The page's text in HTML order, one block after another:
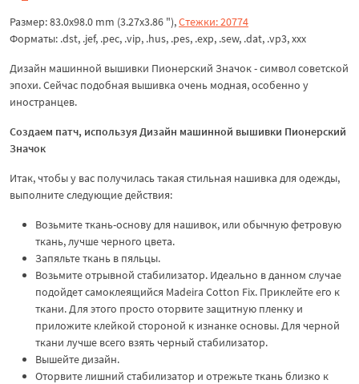
Размер: 83.0x98.0 mm (3.27x3.86 "),Стежки: 20774
Форматы: .dst, .jef, .pec, .vip, .hus, .pes, .exp, .sew, .dat, .vp3, xxx
Дизайн машинной вышивки Пионерский Значок - символ советской
эпохи. Сейчас подобная вышивка очень модная, особенно у
иностранцев.
Создаем патч, используя Дизайн машинной вышивки Пионерский
Значок
Итак, чтобы у вас получилась такая стильная нашивка для одежды,
выполните следующие действия:
Возьмите ткань-основу для нашивок, или обычную фетровую
ткань, лучше черного цвета.
Запяльте ткань в пяльцы.
Возьмите отрывной стабилизатор. Идеально в данном случае
подойдет самоклеящийся Madeira Cotton Fix. Приклейте его к
ткани. Для этого просто оторвите защитную пленку и
приложите клейкой стороной к изнанке основы. Для черной
ткани лучше всего взять черный стабилизатор.
Вышейте дизайн.
Оторвите лишний стабилизатор и отрежьте ткань близко к